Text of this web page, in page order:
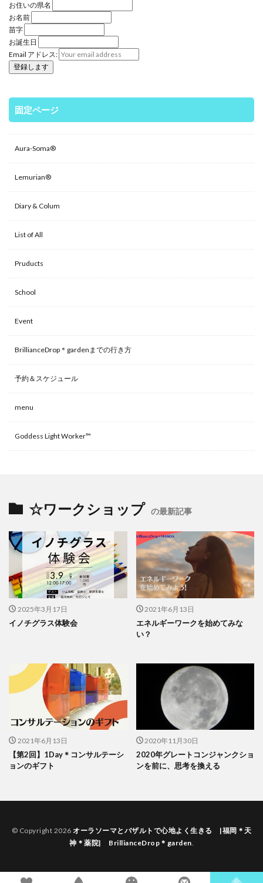
お住いの県名
お名前
苗字
お誕生日
Email アドレス:
固定ページ
Aura-Soma®
Lemurian®
Diary & Colum
List of All
Pruducts
School
Event
BrillianceDrop＊gardenまでの行き方
予約＆スケジュール
menu
Goddess Light Worker™
☆ワークショップ の最新記事
2025年3月17日
イノチグラス体験会
2021年6月13日
エネルギーワークを始めてみな
い？
2021年6月13日
【第2回】1Day＊コンサルテーシ
ョンのギフト
2020年11月30日
2020年グレートコンジャンクショ
ンを前に、思考を換える
© Copyright 2026 オーラソーマとバザルトで心地よく生きる |福岡＊天
神＊薬院| BrillianceDrop＊garden.